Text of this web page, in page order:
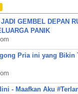
JADI GEMBEL DEPAN
PANIK
Pria ini yang Bikin
- Maafkan Aku